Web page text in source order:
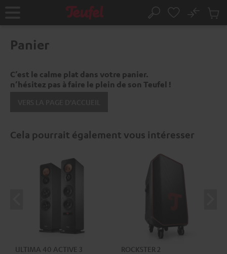
Page
Rechercher
No
Panier
C’est le calme plat dans votre panier.
n’hésitez pas à faire le plein de son Teufel !
Cela pourrait également vous intéresser
ULTIMA 40 ACTIVE 3 ROCKSTER 2